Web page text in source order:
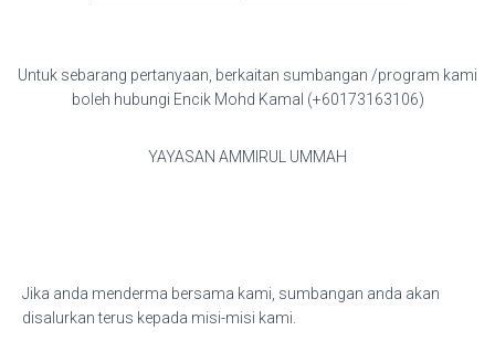
Untuk sebarang pertanyaan, berkaitan sumbangan /program kami
boleh hubungi Encik Mohd Kamal (+60173163106)
YAYASAN AMMIRUL UMMAH
Jika anda menderma bersama kami, sumbangan anda akan
disalurkan terus kepada misi-misi kami.